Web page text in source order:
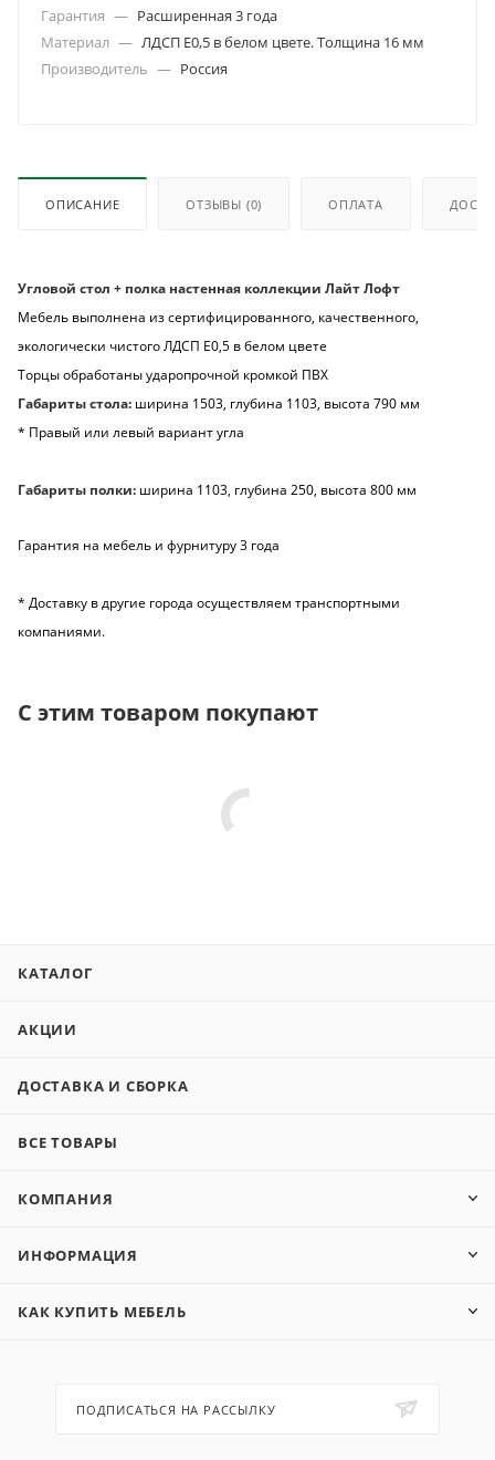
Гарантия — Расширенная 3 года
Материал — ЛДСП Е0,5 в белом цвете. Толщина 16 мм
Производитель — Россия
ОПИСАНИЕ ОТЗЫВЫ (0) ОПЛАТА
Угловой стол + полка настенная коллекции Лайт Лофт
Мебель выполнена из сертифицированного, качественного,
экологически чистого ЛДСП Е0,5 в белом цвете
Торцы обработаны ударопрочной кромкой ПВХ
Габариты стола: ширина 1503, глубина 1103, высота 790 мм
* Правый или левый вариант угла
Габариты полки: ширина 1103, глубина 250, высота 800 мм
Гарантия на мебель и фурнитуру 3 года
* Доставку в другие города осуществляем транспортными
компаниями.
С этим товаром покупают
КАТАЛОГ
АКЦИИ
ДОСТАВКА И СБОРКА
ВСЕ ТОВАРЫ
КОМПАНИЯ
ИНФОРМАЦИЯ
КАК КУПИТЬ МЕБЕЛЬ
ПОДПИСАТЬСЯ НА РАССЫЛКУ